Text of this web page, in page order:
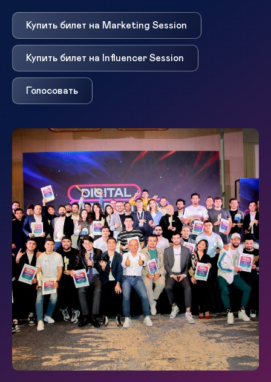
Купить билет на Marketing Session
Купить билет на Influencer Session
Голосовать